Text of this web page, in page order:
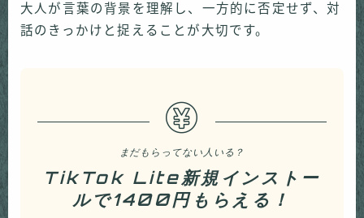
大人が言葉の背景を理解し、一方的に否定せず、対
話のきっかけと捉えることが大切です。
まだもらってない人いる？
TikTok Lite新規インストー
ルで1400円もらえる！